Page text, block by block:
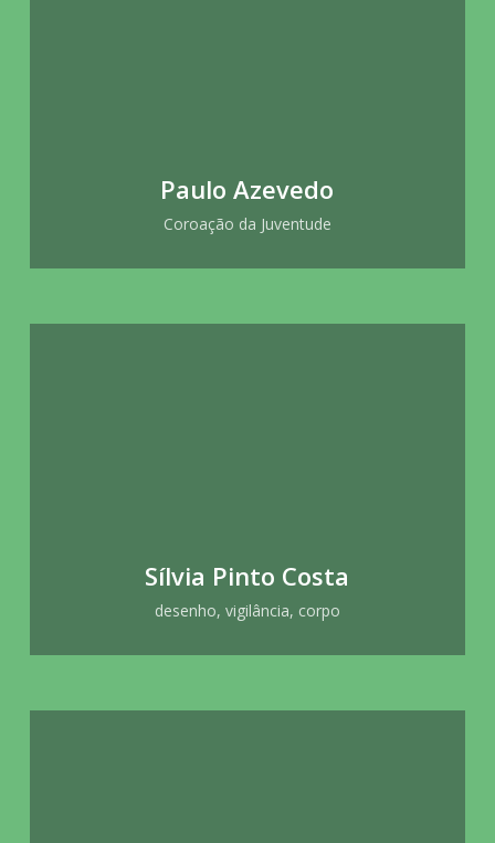
Paulo Azevedo
Coroação da Juventude
Sílvia Pinto Costa
desenho, vigilância, corpo